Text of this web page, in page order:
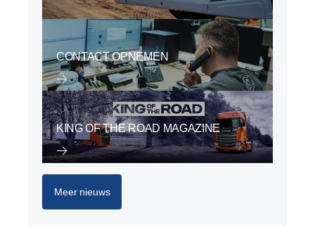
CONTACT OPNEMEN
KING OF THE ROAD MAGAZINE
Meer nieuws